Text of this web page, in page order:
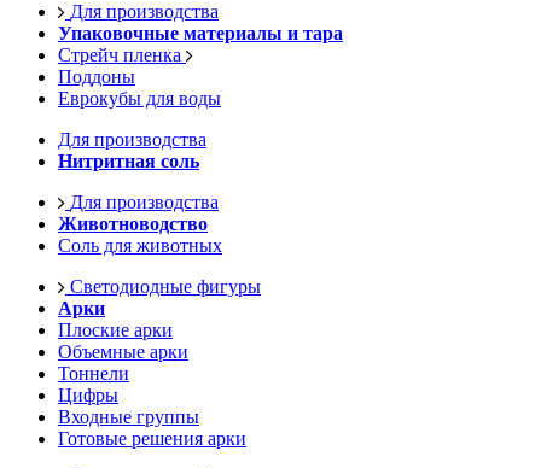
Для производства
Упаковочные материалы и тара
Стрейч пленка
Поддоны
Еврокубы для воды
Для производства
Нитритная соль
Для производства
Животноводство
Соль для животных
Светодиодные фигуры
Арки
Плоские арки
Объемные арки
Тоннели
Цифры
Входные группы
Готовые решения арки